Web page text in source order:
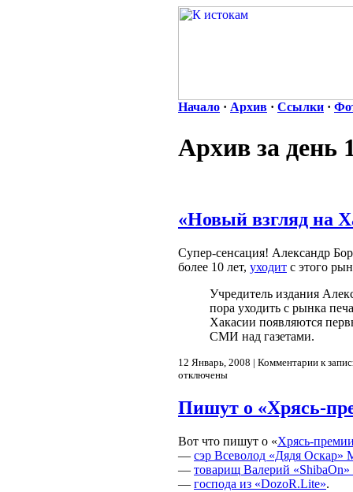
Начало · Архив · Ссылки ·
Архив за день
«Новый взгляд на
Супер-сенсация! Александр
более 10 лет, уходит с этого
Учредитель издания
пора уходить с рынка
Хакасии появляются
СМИ над газетами.
12 Январь, 2008 | Комментарии к
отключены
Пишут о «Хрясь-
Вот что пишут о «Хрясь-
— сэр Всеволод «Дядя Оскар»
— товарищ Валерий
— господа из «DozoR.Lite».